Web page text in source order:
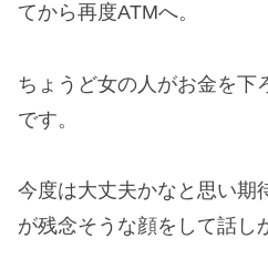
てから再度ATMへ。
ちょうど女の人がお金を下
です。
今度は大丈夫かなと思い期
が残念そうな顔をして話し